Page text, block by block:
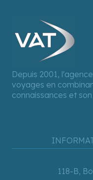
Depuis 2001,
voyages en
connaissances et
118-B,